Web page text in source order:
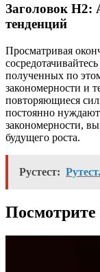
Заголовок H2:
тенденций
Просматривая
полученных по
закономерности и
повторяющиеся
постоянно
закономерности,
будущего роста.
Рустест: